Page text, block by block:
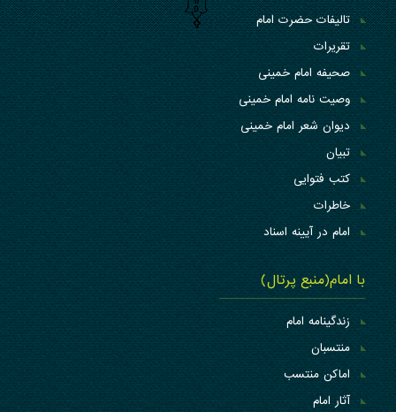
تالیفات حضرت امام
تقریرات
صحیفه امام خمینی
وصیت نامه امام خمینی
دیوان شعر امام خمینی
تبیان
کتب فتوایی
خاطرات
امام در آیینه اسناد
با امام(منبع پرتال)
زندگینامه امام
منتسبان
اماکن منتسب
آثار امام